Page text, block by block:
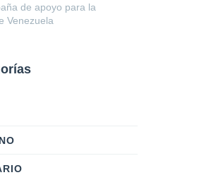
de apoyo para la
Venezuela